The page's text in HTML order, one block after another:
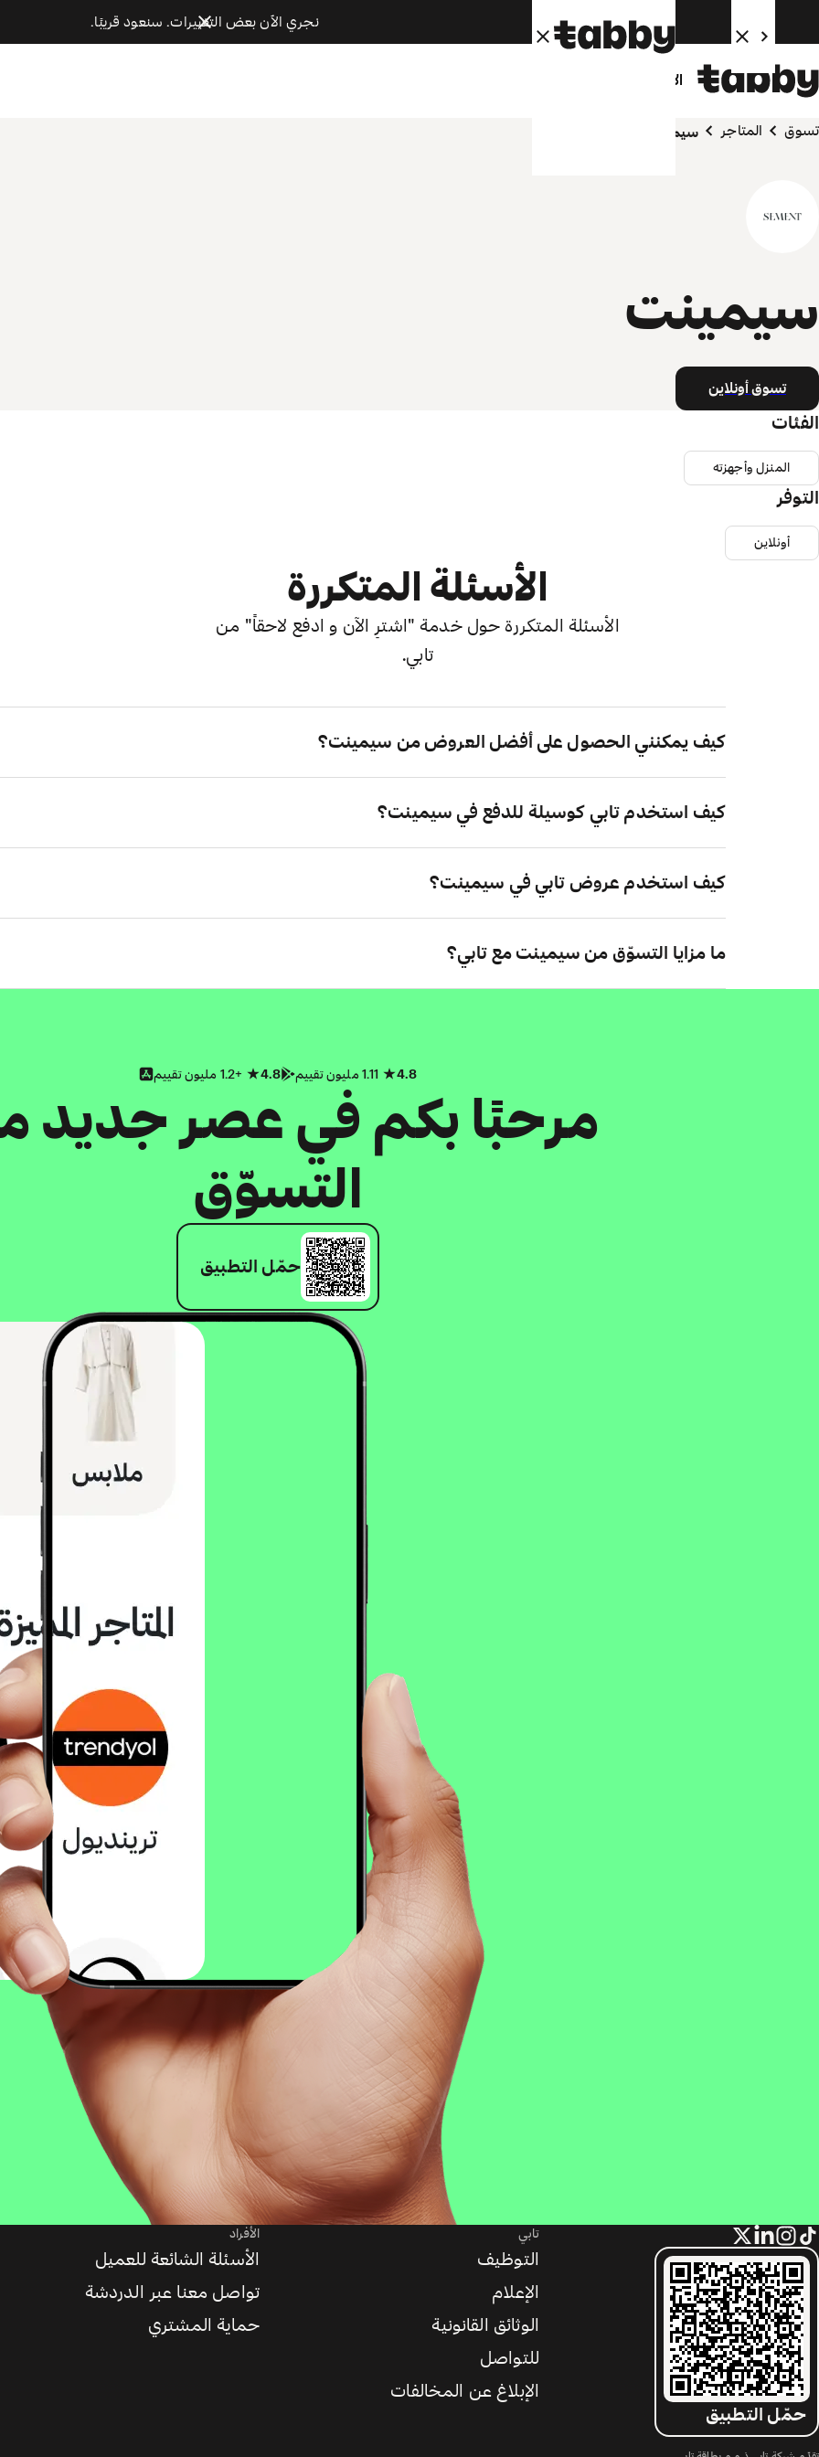
نجري الآن بعض التغييرات. سنعود قريبًا.
الأفراد
تسوق المتاجر سيمينت
سيمينت
تسوق أونلاين
الفئات
المنزل وأجهزته
التوفر
أونلاين
الأسئلة المتكررة
الأسئلة المتكررة حول خدمة "اشترِ الآن و ادفع لاحقاً" من
تابي.
كيف يمكنني الحصول على أفضل العروض من سيمينت؟
كيف استخدم تابي كوسيلة للدفع في سيمينت؟
كيف استخدم عروض تابي في سيمينت؟
ما مزايا التسوّق من سيمينت مع تابي؟
4.8
4.8 +1.2 مليون تقييم
مرحبًا بكم في عصر جديد
التسوّق
حمّل التطبيق
حمّل التطبيق
تابي
التوظيف
الإعلام
الوثائق القانونية
للتواصل
الإبلاغ عن المخالفات
الأفراد
الأسئلة الشائعة للعميل
تواصل معنا عبر الدردشة
حماية المشتري